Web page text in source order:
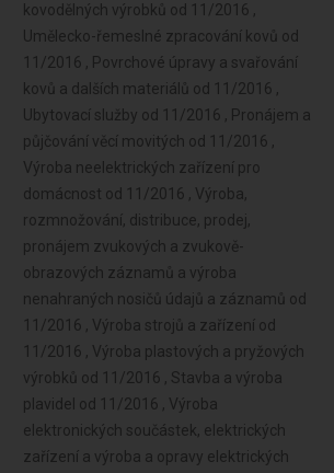
kovodělných výrobků od 11/2016 ,
Umělecko-řemeslné zpracování kovů od
11/2016 , Povrchové úpravy a svařování
kovů a dalších materiálů od 11/2016 ,
Ubytovací služby od 11/2016 , Pronájem a
půjčování věcí movitých od 11/2016 ,
Výroba neelektrických zařízení pro
domácnost od 11/2016 , Výroba,
rozmnožování, distribuce, prodej,
pronájem zvukových a zvukově-
obrazových záznamů a výroba
nenahraných nosičů údajů a záznamů od
11/2016 , Výroba strojů a zařízení od
11/2016 , Výroba plastových a pryžových
výrobků od 11/2016 , Stavba a výroba
plavidel od 11/2016 , Výroba
elektronických součástek, elektrických
zařízení a výroba a opravy elektrických